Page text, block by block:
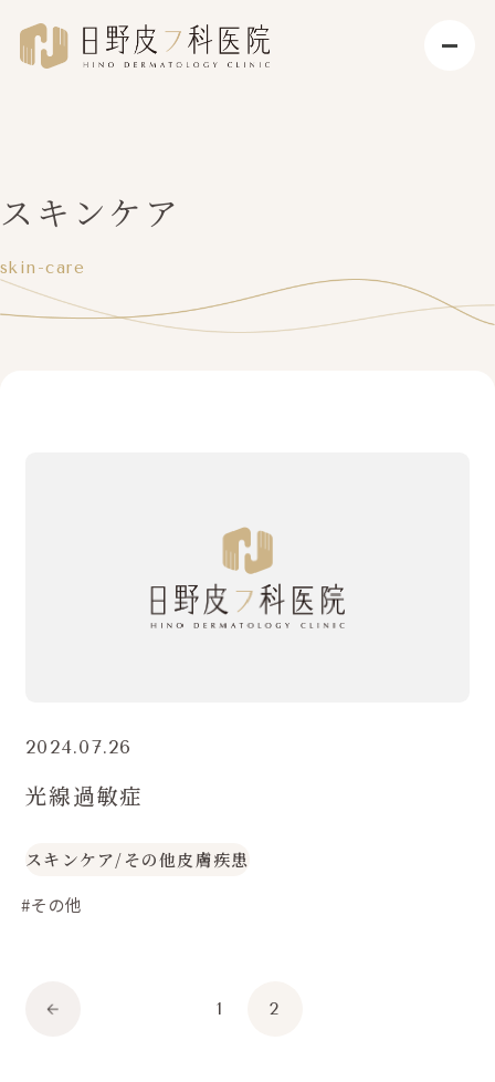
スキンケア
skin-care
2024.07.26
光線過敏症
スキンケア/その他皮膚疾患
#その他
1 2